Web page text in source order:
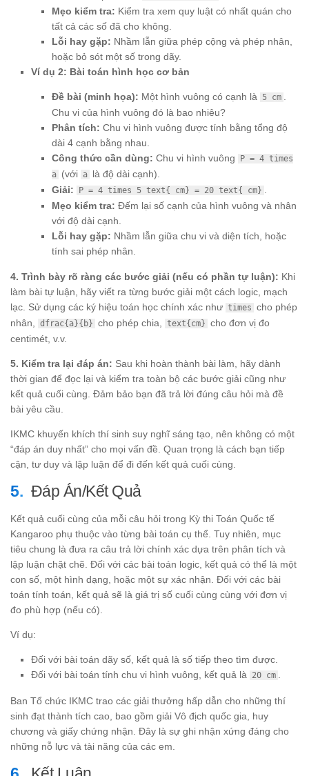
Mẹo kiểm tra: Kiểm tra xem quy luật có nhất quán cho
tất cả các số đã cho không.
Lỗi hay gặp: Nhầm lẫn giữa phép cộng và phép nhân,
hoặc bỏ sót một số trong dãy.
Ví dụ 2: Bài toán hình học cơ bản
Đề bài (minh họa): Một hình vuông có cạnh là 5 cm
Chu vi của hình vuông đó là bao nhiêu?
Phân tích: Chu vi hình vuông được tính bằng tổng độ
dài 4 cạnh bằng nhau.
Công thức cần dùng: Chu vi hình vuông
P = 4 times
a (với a là độ dài cạnh).
Giải:
P = 4 times 5 text{ cm} = 20 text{ cm}
Mẹo kiểm tra: Đếm lại số cạnh của hình vuông và nhân
với độ dài cạnh.
Lỗi hay gặp: Nhầm lẫn giữa chu vi và diện tích, hoặc
tính sai phép nhân.
4. Trình bày rõ ràng các bước giải (nếu có phần tự luận): Khi
làm bài tự luận, hãy viết ra từng bước giải một cách logic, mạch
lạc. Sử dụng các ký hiệu toán học chính xác như times cho phép
nhân,
dfrac{a}{b} cho phép chia, text{cm} cho đơn vị đo
centimét, v.v.
5. Kiểm tra lại đáp án: Sau khi hoàn thành bài làm, hãy dành
thời gian để đọc lại và kiểm tra toàn bộ các bước giải cũng như
kết quả cuối cùng. Đảm bảo bạn đã trả lời đúng câu hỏi mà đề
bài yêu cầu.
IKMC khuyến khích thí sinh suy nghĩ sáng tạo, nên không có một
“đáp án duy nhất” cho mọi vấn đề. Quan trọng là cách bạn tiếp
cận, tư duy và lập luận để đi đến kết quả cuối cùng.
Đáp Án/Kết Quả
Kết quả cuối cùng của mỗi câu hỏi trong Kỳ thi Toán Quốc tế
Kangaroo phụ thuộc vào từng bài toán cụ thể. Tuy nhiên, mục
tiêu chung là đưa ra câu trả lời chính xác dựa trên phân tích và
lập luận chặt chẽ. Đối với các bài toán logic, kết quả có thể là một
con số, một hình dạng, hoặc một sự xác nhận. Đối với các bài
toán tính toán, kết quả sẽ là giá trị số cuối cùng cùng với đơn vị
đo phù hợp (nếu có).
Ví dụ:
Đối với bài toán dãy số, kết quả là số tiếp theo tìm được.
Đối với bài toán tính chu vi hình vuông, kết quả là 20 cm .
Ban Tổ chức IKMC trao các giải thưởng hấp dẫn cho những thí
sinh đạt thành tích cao, bao gồm giải Vô địch quốc gia, huy
chương và giấy chứng nhận. Đây là sự ghi nhận xứng đáng cho
những nỗ lực và tài năng của các em.